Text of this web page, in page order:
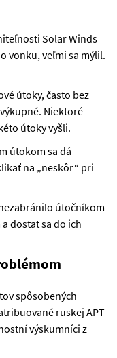
Solar Winds
vonku, veľmi sa mýlil.
útoky, často bez
Niektoré
útoky vyšli.
útokom sa dá
na „neskôr“ pri
útočníkom
dostať sa do ich
spôsobených
ruskej APT
výskumníci z